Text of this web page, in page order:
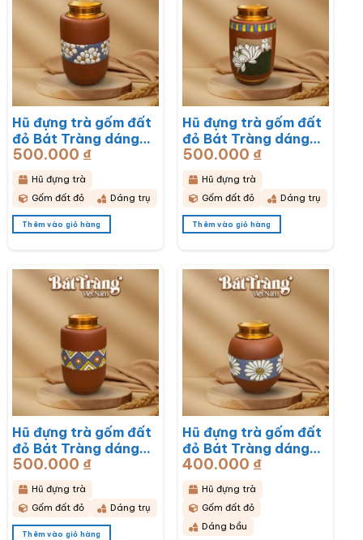
Hũ đựng trà gốm đất
đỏ Bát Tràng dáng
trụ hoạ tiết hoa mai
trắng BT-HĐT13
500.000 ₫
Hũ đựng trà
Gốm đất đỏ
Dáng trụ
Thêm vào giỏ hàng
Hũ đựng trà gốm đất
đỏ Bát Tràng dáng
trụ hoạ tiết hoa sen
BT-HĐT12
500.000 ₫
Hũ đựng trà
Gốm đất đỏ
Dáng trụ
Thêm vào giỏ hàng
Hũ đựng trà gốm đất
đỏ Bát Tràng dáng
bầu hoạ tiết thổ cẩm
BT-HĐT11
500.000 ₫
Hũ đựng trà
Gốm đất đỏ
Dáng trụ
Thêm vào giỏ hàng
Hũ đựng trà gốm đất
đỏ Bát Tràng dáng
bầu hoạ tiết hoa cúc
hoạ mi trắng BT-
HĐT10
400.000 ₫
Hũ đựng trà
Gốm đất đỏ
Dáng bầu